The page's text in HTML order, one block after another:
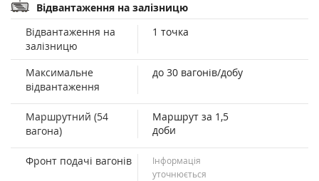
Відвантаження на залізницю
Відвантаження на
залізницю
1 точка
Максимальне
відвантаження
до 30 вагонів/добу
Маршрутний (54
вагона)
Маршрут за 1,5
доби
Фронт подачі вагонів
Інформація
уточнюється